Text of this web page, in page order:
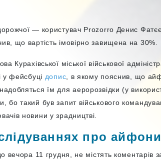
— користувач Prozorro Денис
що вартість імовірно завищена на 30%.
Курахівської міської військової
у фейсбуці допис , в якому пояснив, що
їм для аеророзвідки (у
такий був запит військового
новини у зрадництві.
про айфони
вечора 11 грудня, не містять коментарів